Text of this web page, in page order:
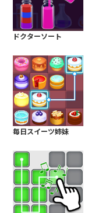
ドクターソート
毎日スイーツ姉妹